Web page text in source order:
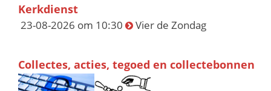
Kerkdienst
23-08-2026 om 10:30 Vier de Zondag
Collectes, acties, tegoed en collectebonnen